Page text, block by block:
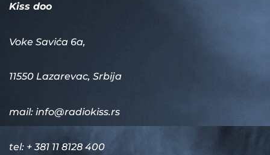
Kiss doo
Voke Savića 6a,
11550 Lazarevac, Srbija
mail: info@radiokiss.rs
tel: + 381 11 8128 400